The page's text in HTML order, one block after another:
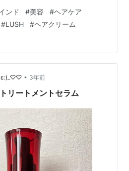
、リトルインディアでアーユ
験とか言って、眉間のチャク
オイル流したり、 目の周りに
まオイル流したりとかいうのを
から必ず聞かれて勧めたり予約
ロナから観光客…
ンド #美容 #ヘアケア
#LUSH #ヘアクリーム
ε:)_♡♡ • 3年前
リートメントセラム